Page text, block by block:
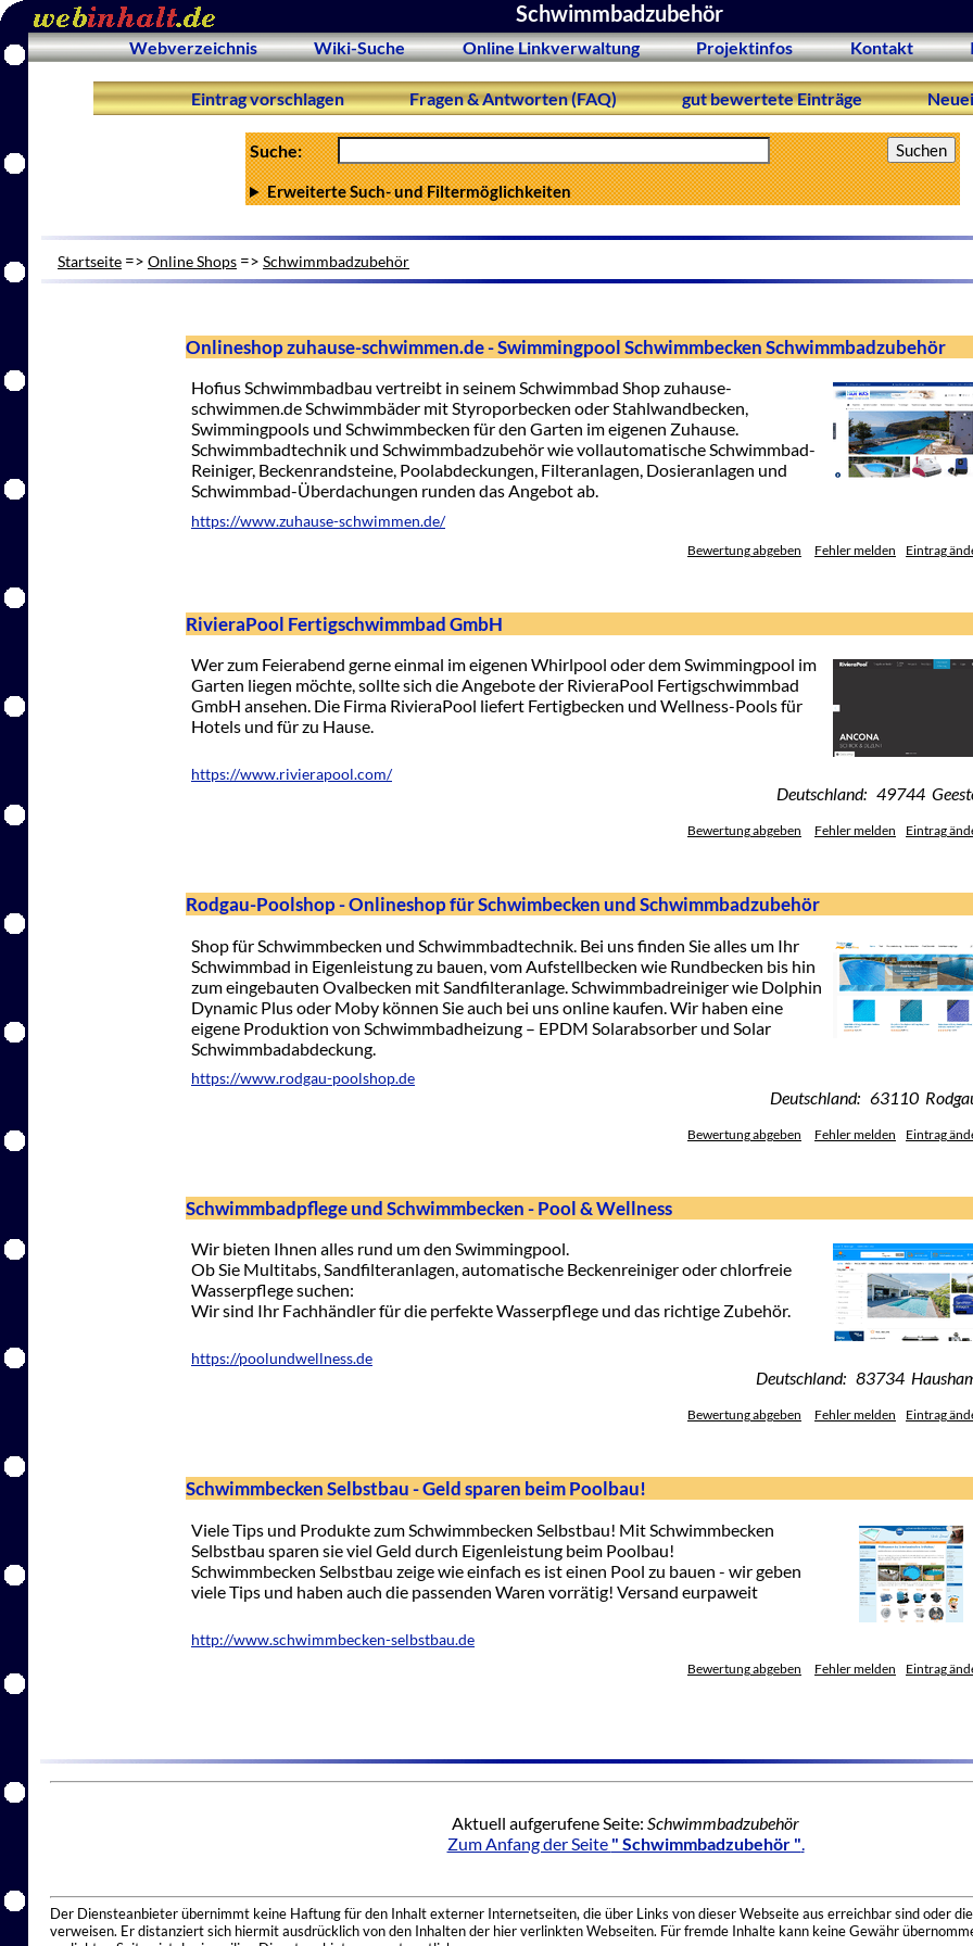
Schwimmbadzubehör
Webverzeichnis Wiki-Suche Online Linkverwaltung Projektinfos Kontakt
Eintrag vorschlagen Fragen & Antworten (FAQ) gut bewertete Einträge
Suche:
Erweiterte Such- und Filtermöglichkeiten
Startseite => Online Shops => Schwimmbadzubehör
Onlineshop zuhause-schwimmen.de - Swimmingpool Schwimmbecken Schwimmbadzubehör
Hofius Schwimmbadbau vertreibt in seinem Schwimmbad Shop zuhause-
schwimmen.de Schwimmbäder mit Styroporbecken oder Stahlwandbecken,
Swimmingpools und Schwimmbecken für den Garten im eigenen Zuhause.
Schwimmbadtechnik und Schwimmbadzubehör wie vollautomatische Schwimmbad-
Reiniger, Beckenrandsteine, Poolabdeckungen, Filteranlagen, Dosieranlagen und
Schwimmbad-Überdachungen runden das Angebot ab.
https://www.zuhause-schwimmen.de/
Bewertung abgeben Fehler melden Eintrag
RivieraPool Fertigschwimmbad GmbH
Wer zum Feierabend gerne einmal im eigenen Whirlpool oder dem Swimmingpool im
Garten liegen möchte, sollte sich die Angebote der RivieraPool Fertigschwimmbad
GmbH ansehen. Die Firma RivieraPool liefert Fertigbecken und Wellness-Pools für
Hotels und für zu Hause.
https://www.rivierapool.com/
Deutschland: 49744
Bewertung abgeben Fehler melden Eintrag
Rodgau-Poolshop - Onlineshop für Schwimbecken und Schwimmbadzubehör
Shop für Schwimmbecken und Schwimmbadtechnik. Bei uns finden Sie alles um Ihr
Schwimmbad in Eigenleistung zu bauen, vom Aufstellbecken wie Rundbecken bis hin
zum eingebauten Ovalbecken mit Sandfilteranlage. Schwimmbadreiniger wie Dolphin
Dynamic Plus oder Moby können Sie auch bei uns online kaufen. Wir haben eine
eigene Produktion von Schwimmbadheizung – EPDM Solarabsorber und Solar
Schwimmbadabdeckung.
https://www.rodgau-poolshop.de
Deutschland: 63110
Bewertung abgeben Fehler melden Eintrag
Schwimmbadpflege und Schwimmbecken - Pool & Wellness
Wir bieten Ihnen alles rund um den Swimmingpool.
Ob Sie Multitabs, Sandfilteranlagen, automatische Beckenreiniger oder chlorfreie
Wasserpflege suchen:
Wir sind Ihr Fachhändler für die perfekte Wasserpflege und das richtige Zubehör.
https://poolundwellness.de
Deutschland: 83734
Bewertung abgeben Fehler melden Eintrag
Schwimmbecken Selbstbau - Geld sparen beim Poolbau!
Viele Tips und Produkte zum Schwimmbecken Selbstbau! Mit Schwimmbecken
Selbstbau sparen sie viel Geld durch Eigenleistung beim Poolbau!
Schwimmbecken Selbstbau zeige wie einfach es ist einen Pool zu bauen - wir geben
viele Tips und haben auch die passenden Waren vorrätig! Versand eurpaweit
http://www.schwimmbecken-selbstbau.de
Bewertung abgeben Fehler melden Eintrag
Aktuell aufgerufene Seite: Schwimmbadzubehör
Zum Anfang der Seite " Schwimmbadzubehör "
Der Diensteanbieter übernimmt keine Haftung für den Inhalt externer Internetseiten, die über Links von dieser Webseite aus erreichbar sind oder
verweisen. Er distanziert sich hiermit ausdrücklich von den Inhalten der hier verlinkten Webseiten. Für fremde Inhalte kann keine Gewähr